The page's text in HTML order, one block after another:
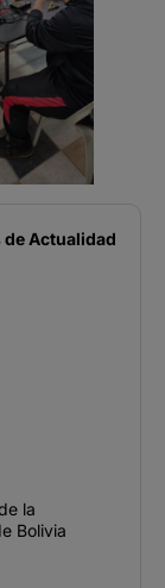
de Actualidad
la
Bolivia